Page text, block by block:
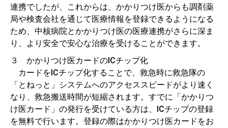
連携でしたが、これからは、かかりつけ医からも調剤薬
局や検査会社を通じて医療情報を登録できるようになる
ため、中核病院とかかりつけ医の医療連携がさらに深ま
り、より安全で安心な治療を受けることができます。
３ かかりつけ医カードのICチップ化
カードをICチップ化することで、救急時に救急隊の
「とねっと」システムへのアクセススピードがより速く
なり、救急搬送時間が短縮されます。すでに「かかりつ
け医カード」の発行を受けている方は、ICチップの登録
を無料で行います。登録の際はかかりつけ医カードをお